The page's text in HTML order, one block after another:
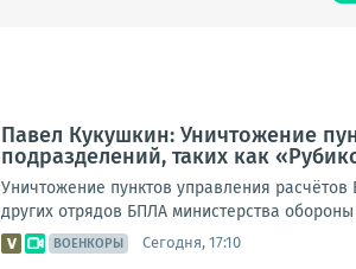
Павел Кукушкин: Уничтожение
подразделений, таких как
Уничтожение пунктов управления
других отрядов БПЛА министерства
ВОЕНКОРЫ Сегодня, 17:10